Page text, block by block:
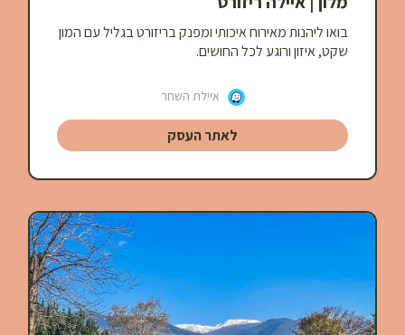
בואו ליהנות מאירוח איכותי ומפנק בריזורט בגליל עם המון
שקט, איזון ורוגע לכל החושים.
איילת השחר
לאתר העסק